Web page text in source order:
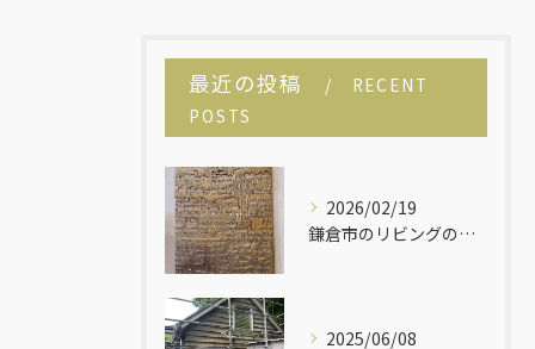
最近の投稿
RECENT
POSTS
2026/02/19
鎌倉市のリビングのリフォームです！
2025/06/08